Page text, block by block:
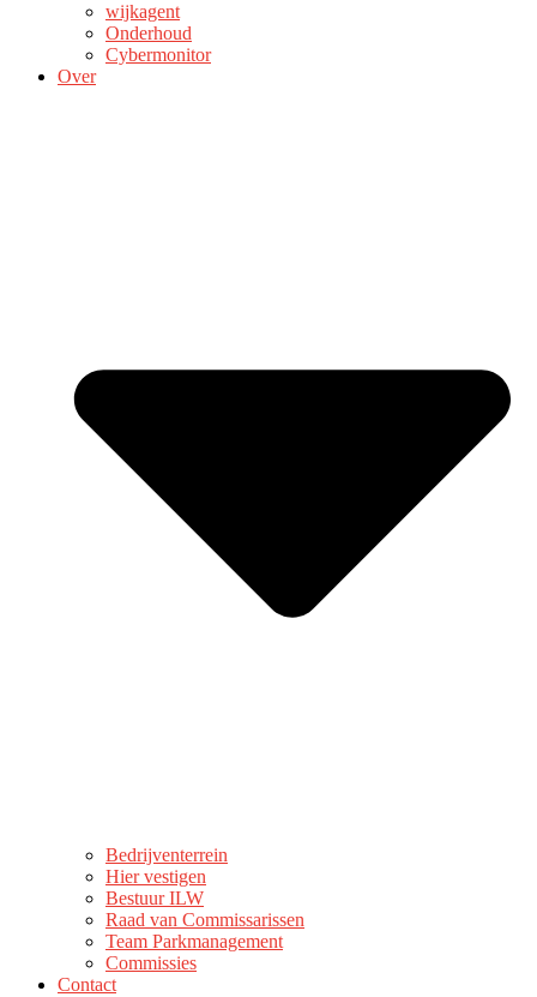
wijkagent
Onderhoud
Cybermonitor
Over
Bedrijventerrein
Hier vestigen
Bestuur ILW
Raad van Commissarissen
Team Parkmanagement
Commissies
Contact